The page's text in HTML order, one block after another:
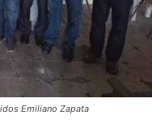
Emiliano Zapata